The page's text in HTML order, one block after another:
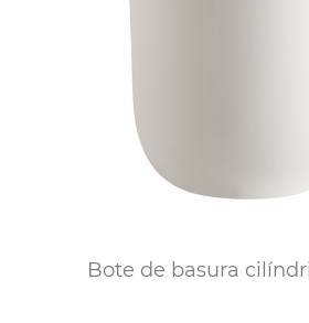
Bote de basura